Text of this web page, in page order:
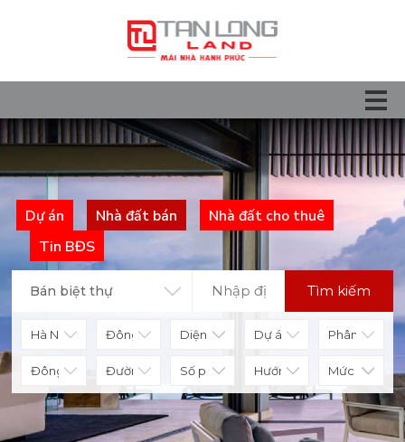
Dự án Nhà đất bán
Nhà đất cho thuê
Tin BĐS
Bán biệt thự Tìm kiếm
Diện tích
Số phòng Hướng nhà Mức giá